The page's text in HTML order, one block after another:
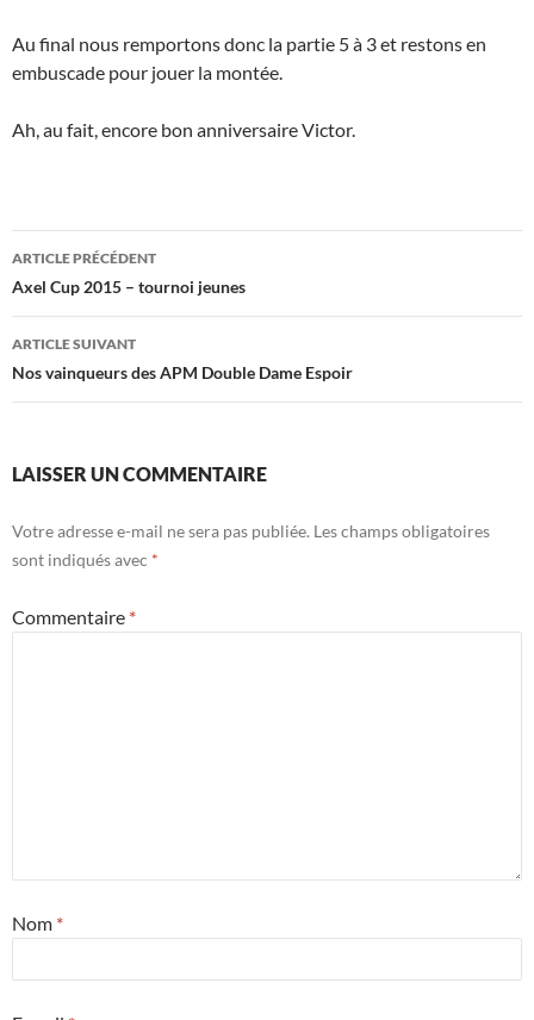
Au final nous remportons donc la partie 5 à 3 et restons en
embuscade pour jouer la montée.
Ah, au fait, encore bon anniversaire Victor.
Navigation
des
articles
ARTICLE PRÉCÉDENT
Axel Cup 2015 – tournoi jeunes
ARTICLE SUIVANT
Nos vainqueurs des APM Double Dame Espoir
LAISSER UN COMMENTAIRE
Votre adresse e-mail ne sera pas publiée. Les champs obligatoires
sont indiqués avec *
Commentaire *
Nom *